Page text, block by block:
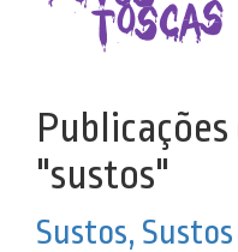
Publicações
"sustos"
Sustos,